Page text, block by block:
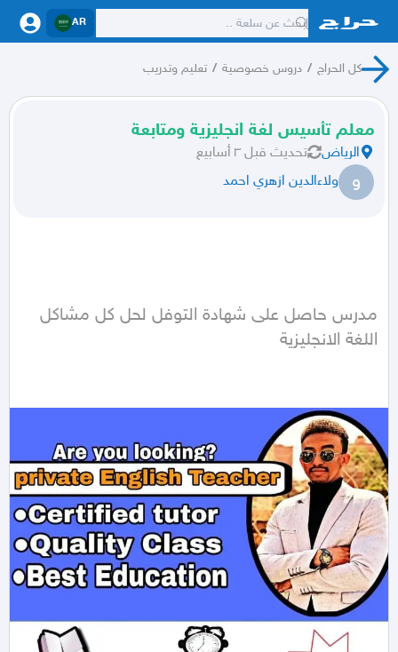
AR
كل الحراج / دروس خصوصية / تعليم وتدريب
معلم تأسيس لغة انجليزية ومتابعة
الرياض تحديث قبل ٣ أسابيع
و ولاءالدين ازهري احمد
اللغة الانجليزية